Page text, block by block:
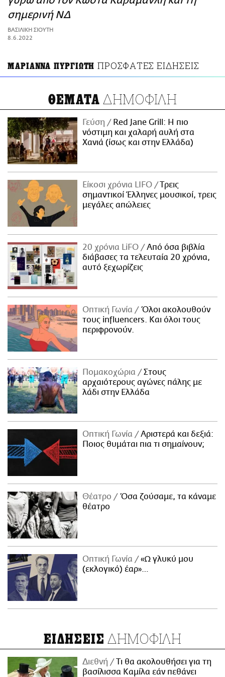
ΑΜΠΑ
PRINT
σημερινή ΝΔ
ΒΑΣΙΛΙΚΗ ΣΙΟΥΤΗ
8.6.2022
ΜΑΡΙΑΝΝΑ ΠΥΡΓΙΩΤΗ ΠΡΟΣΦΑΤΕΣ ΕΙΔΗΣΕΙΣ
ΘΕΜΑΤΑ ΔΗΜΟΦΙΛΗ
Γεύση
Red Jane Grill: Η πιο
νόστιμη και χαλαρή αυλή στα
Χανιά (ίσως και στην Ελλάδα)
Είκοσι χρόνια LIFO
Tρεις
σημαντικοί Έλληνες μουσικοί, τρεις
μεγάλες απώλειες
20 χρόνια LiFO
Από όσα βιβλία
διάβασες τα τελευταία 20 χρόνια,
αυτό ξεχωρίζεις
Οπτική Γωνία
Όλοι ακολουθούν
τους influencers. Και όλοι τους
περιφρονούν.
Πομακοχώρια
Στους
αρχαιότερους αγώνες πάλης με
λάδι στην Ελλάδα
Οπτική Γωνία
Αριστερά και δεξιά:
Ποιος θυμάται πια τι σημαίνουν;
Θέατρο
Όσα ζούσαμε, τα κάναμε
θέατρο
Οπτική Γωνία
«Ω γλυκύ μου
(εκλογικό) έαρ»…
ΕΙΔΗΣΕΙΣ ΔΗΜΟΦΙΛΗ
Διεθνή
Τι θα ακολουθήσει για τη
βασίλισσα Καμίλα εάν πεθάνει